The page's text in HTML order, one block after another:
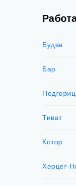
Будва
Бар
Тиват
Котор
Херцег-